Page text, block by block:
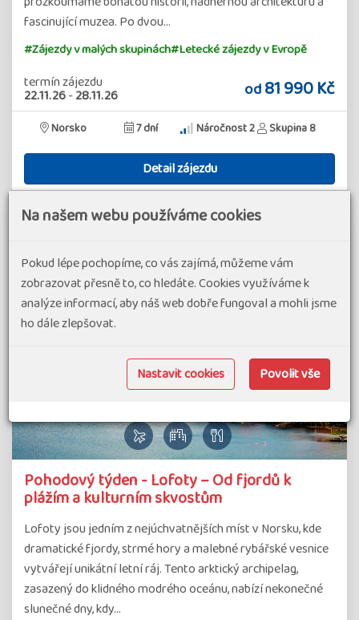
fascinující muzea. Po dvou…
#Zájezdy v malých skupinách#Letecké zájezdy v Evropě
termín zájezdu
22.11.26-28.11.26 od81 990 Kč
Norsko 7 dní Náročnost 2 Skupina 8
Detail zájezdu
Pohodový týden - Lofoty – Od fjordů k
plážím a kulturním skvostům
Lofoty jsou jedním z nejúchvatnějších míst v Norsku, kde
dramatické fjordy, strmé hory a malebné rybářské vesnice
vytvářejí unikátní letní ráj. Tento arktický archipelag,
zasazený do klidného modrého oceánu, nabízí nekonečné
slunečné dny, kdy…
Na našem webu používáme cookies
Pokud lépe pochopíme, co vás zajímá, můžeme vám
zobrazovat přesně to, co hledáte. Cookies využíváme k
analýze informací, aby náš web dobře fungoval a mohli jsme
ho dále zlepšovat.
Nastavit cookies Povolit vše